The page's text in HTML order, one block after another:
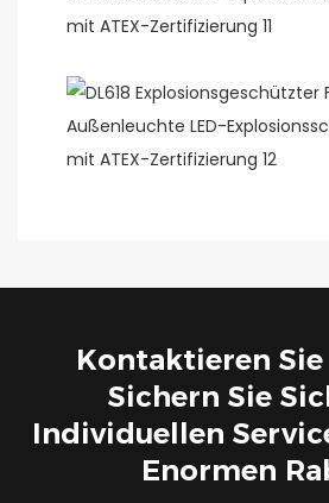
Kontaktieren Sie
Sichern Sie
Individuellen
Enormen